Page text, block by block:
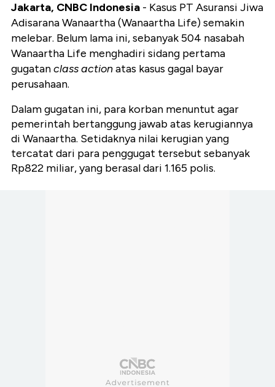
Jakarta, CNBC Indonesia - Kasus PT Asuransi Jiwa
Adisarana Wanaartha (Wanaartha Life) semakin
melebar. Belum lama ini, sebanyak 504 nasabah
Wanaartha Life menghadiri sidang pertama
gugatanclass actionatas kasus gagal bayar
perusahaan.
Dalam gugatan ini, para korban menuntut agar
pemerintah bertanggung jawab atas kerugiannya
di Wanaartha. Setidaknya nilai kerugian yang
tercatat dari para penggugat tersebut sebanyak
Rp822 miliar, yang berasal dari 1.165 polis.